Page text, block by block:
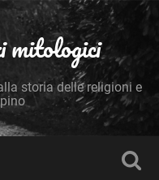
mitologici
storia delle religioni e